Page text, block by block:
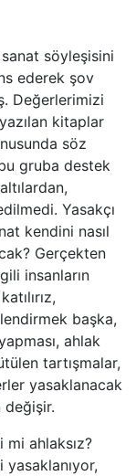
söyleşisini
ederek şov
Değerlerimizi
kitaplar
söz
gruba destek
Yasakçı
kendini nasıl
Gerçekten
insanların
başka,
ahlak
tartışmalar,
yasaklanacak
ahlaksız?
yasaklanıyor,